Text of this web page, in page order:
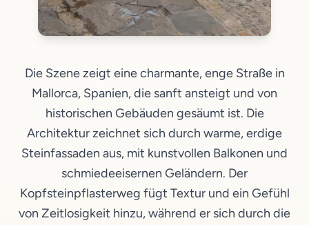
Die Szene zeigt eine charmante, enge Straße in
Mallorca, Spanien, die sanft ansteigt und von
historischen Gebäuden gesäumt ist. Die
Architektur zeichnet sich durch warme, erdige
Steinfassaden aus, mit kunstvollen Balkonen und
schmiedeeisernen Geländern. Der
Kopfsteinpflasterweg fügt Textur und ein Gefühl
von Zeitlosigkeit hinzu, während er sich durch die